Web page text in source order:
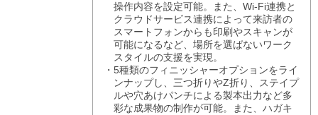
操作内容を設定可能。また、Wi-Fi連携と
クラウドサービス連携によって来訪者の
スマートフォンからも印刷やスキャンが
可能になるなど、場所を選ばないワーク
スタイルの支援を実現。
5種類のフィニッシャーオプションをライ
ンナップし、三つ折りやZ折り、ステイプ
ルや穴あけパンチによる製本出力など多
彩な成果物の制作が可能。また、ハガキ